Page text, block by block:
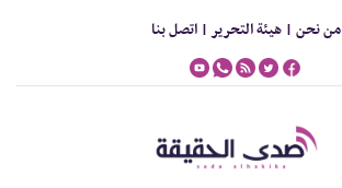
من نحن |هيئة التحرير |اتصل بنا